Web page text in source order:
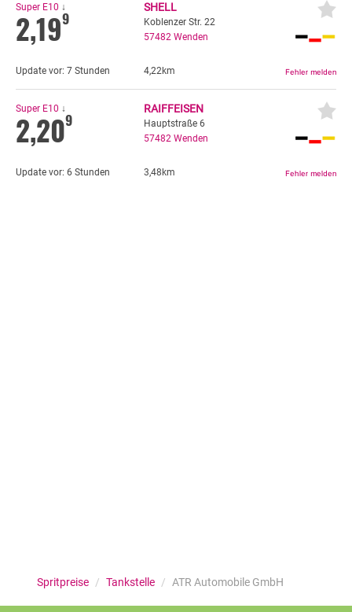
Super E10 ↓
2,199
SHELL
Koblenzer Str. 22
57482 Wenden
Update vor: 7 Stunden 4,22km
Super E10 ↓
2,209
RAIFFEISEN
Hauptstraße 6
57482 Wenden
Update vor: 6 Stunden 3,48km
Spritpreise / Tankstelle / ATR Automobile GmbH